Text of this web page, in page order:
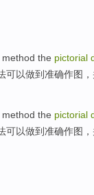
method the pictorial
可以做到准确作图
method the pictorial
可以做到准确作图